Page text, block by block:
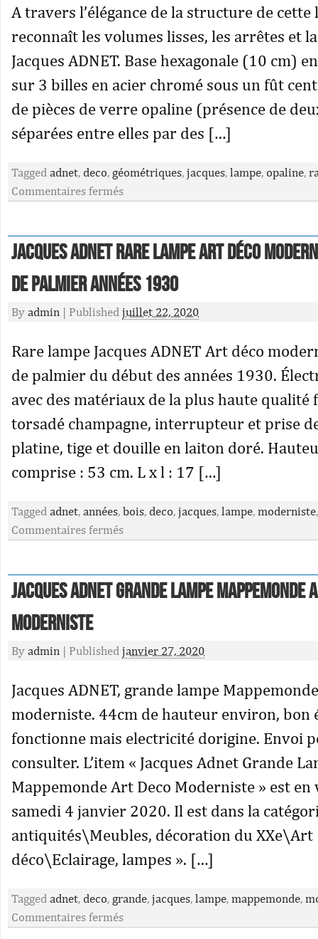
A travers l’élégance de la structure de cette
reconnaît les volumes lisses, les arrêtes et
Jacques ADNET. Base hexagonale (10 cm)
sur 3 billes en acier chromé sous un fût
de pièces de verre opaline (présence de
séparées entre elles par des […]
Tagged adnet, deco, géométriques, jacques, lampe, opaline,
Commentaires fermés
Jacques Adnet rare lampe Art déco
de palmier années 1930
By admin | Published juillet 22, 2020
Rare lampe Jacques ADNET Art déco
de palmier du début des années 1930.
avec des matériaux de la plus haute qualité
torsadé champagne, interrupteur et prise
platine, tige et douille en laiton doré.
comprise : 53 cm. L x l : 17 […]
Tagged adnet, années, bois, deco, jacques, lampe, moderniste
Commentaires fermés
Jacques Adnet Grande Lampe Mappemonde
Moderniste
By admin | Published janvier 27, 2020
Jacques ADNET, grande lampe
moderniste. 44cm de hauteur environ, bon
fonctionne mais electricité dorigine. Envoi
consulter. L’item « Jacques Adnet Grande
Mappemonde Art Deco Moderniste » est en
samedi 4 janvier 2020. Il est dans la
antiquités\Meubles, décoration du XXe\Art
déco\Eclairage, lampes ». […]
Tagged adnet, deco, grande, jacques, lampe, mappemonde,
Commentaires fermés